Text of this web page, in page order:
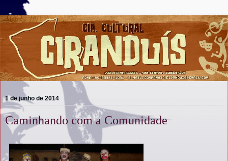
1 de junho de 2014
Caminhando com a Comunidade